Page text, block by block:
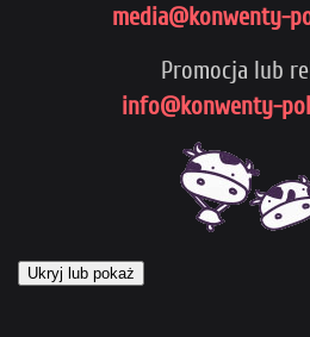
media@konwenty-
Promocja lub
info@konwenty-
Ukryj lub pokaż